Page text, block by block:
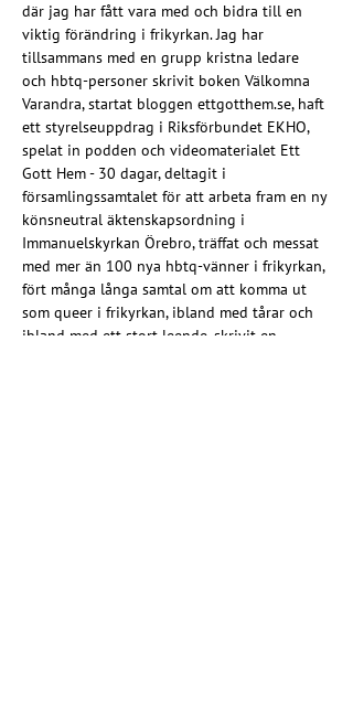
där jag har fått vara med och bidra till en
viktig förändring i frikyrkan. Jag har
tillsammans med en grupp kristna ledare
och hbtq-personer skrivit boken Välkomna
Varandra, startat bloggen ettgotthem.se, haft
ett styrelseuppdrag i Riksförbundet EKHO,
spelat in podden och videomaterialet Ett
Gott Hem - 30 dagar, deltagit i
församlingssamtalet för att arbeta fram en ny
könsneutral äktenskapsordning i
Immanuelskyrkan Örebro, träffat och messat
med mer än 100 nya hbtq-vänner i frikyrkan,
fört många långa samtal om att komma ut
som queer i frikyrkan, ibland med tårar och
ibland med ett stort leende, skrivit en